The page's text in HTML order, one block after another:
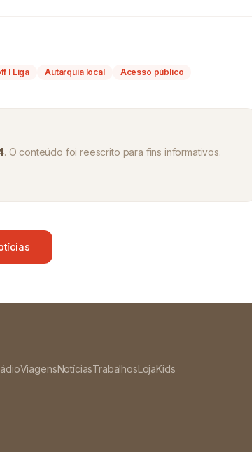
I Liga Autarquia local Acesso público
. O conteúdo foi reescrito para fins informativos.
ViagensNotíciasTrabalhosLojaKids